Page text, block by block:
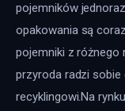
pojemników
opakowania są
pojemniki z różnego
przyroda radzi
recyklingowi.Na